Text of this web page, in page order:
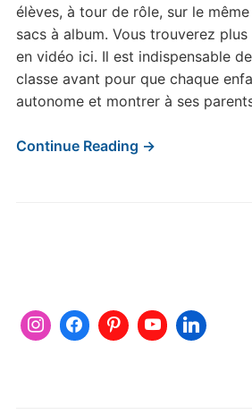
élèves, à tour de rôle, sur le
sacs à album. Vous trouverez
en vidéo ici. Il est indispensable
classe avant pour que chaque
autonome et montrer à ses
Continue Reading →